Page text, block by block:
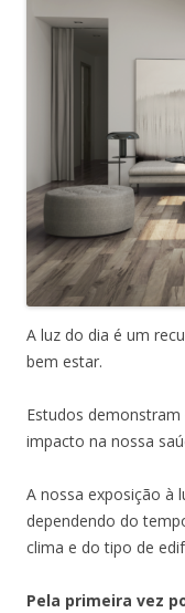
A luz do dia é um
bem estar.
Estudos
impacto na nossa
A nossa exposição à
dependendo do
clima e do tipo de
Pela primeira vez